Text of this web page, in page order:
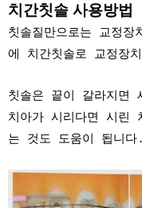
치간칫솔 사용방법
칫솔질만으로는 교정
에 치간칫솔로 교정장
칫솔은 끝이 갈라지면
치아가 시리다면 시린
는 것도 도움이 됩니다.